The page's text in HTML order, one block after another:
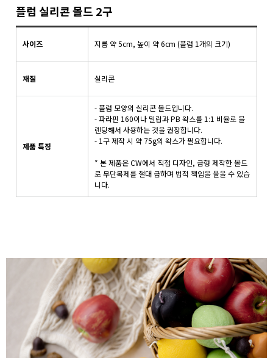
플럼 실리콘 몰드 2구
사이즈 지름 약 5cm, 높이 약 6cm (플럼 1개의 크기)
재질 실리콘
제품 특징
- 플럼 모양의 실리콘 몰드입니다.
- 파라핀 160이나 밀랍과 PB 왁스를 1:1 비율로 블
렌딩해서 사용하는 것을 권장합니다.
- 1구 제작 시 약 75g의 왁스가 필요합니다.
* 본 제품은 CW에서 직접 디자인, 금형 제작한 몰드
로 무단복제를 절대 금하며 법적 책임을 물을 수 있습
니다.